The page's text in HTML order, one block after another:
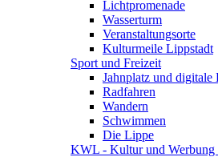
Lichtpromenade
Wasserturm
Veranstaltungsorte
Kulturmeile Lippstadt
Sport und Freizeit
Jahnplatz und digitale
Radfahren
Wandern
Schwimmen
Die Lippe
KWL - Kultur und Werbung